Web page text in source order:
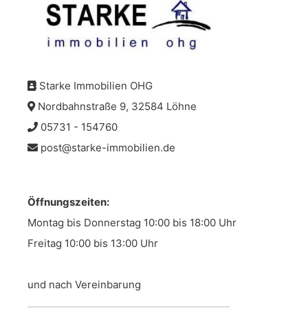
Starke Immobilien OHG
Nordbahnstraße 9, 32584 Löhne
05731 - 154760
post@starke-immobilien.de
Öffnungszeiten:
Montag bis Donnerstag 10:00 bis 18:00 Uhr
Freitag 10:00 bis 13:00 Uhr
und nach Vereinbarung